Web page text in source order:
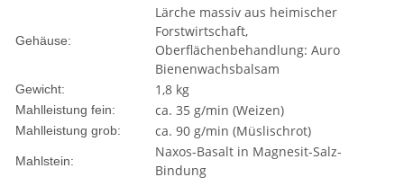
Gehäuse:
Lärche massiv aus heimischer
Forstwirtschaft,
Oberflächenbehandlung: Auro
Bienenwachsbalsam
Gewicht: 1,8 kg
Mahlleistung fein: ca. 35 g/min (Weizen)
Mahlleistung grob: ca. 90 g/min (Müslischrot)
Mahlstein:
Naxos-Basalt in Magnesit-Salz-
Bindung